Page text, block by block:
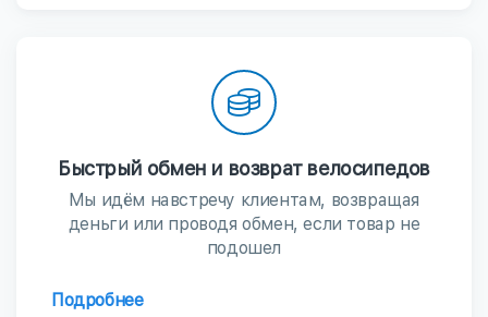
Быстрый обмен и возврат велосипедов
Мы идём навстречу клиентам, возвращая
деньги или проводя обмен, если товар не
подошел
Подробнее